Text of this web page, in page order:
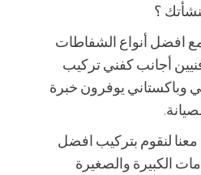
؟
افضل أنواع الشفاطات
أجانب كفني تركيب
يوفرون خبرة
معنا لنقوم بتركيب افضل
الكبيرة والصغيرة